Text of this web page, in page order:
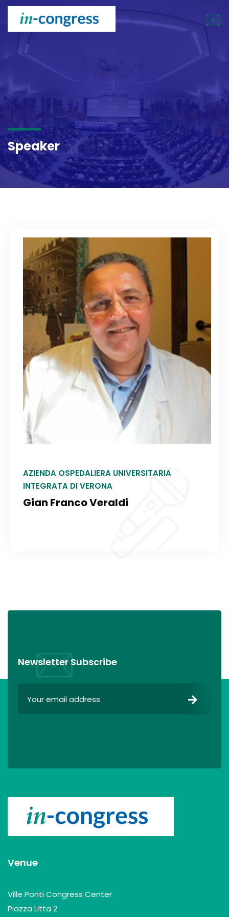
Speaker
SPEAKER
AZIENDA OSPEDALIERA UNIVERSITARIA
INTEGRATA DI VERONA
Gian Franco Veraldi
Newsletter Subscribe
Venue
Ville Ponti Congress Center
Piazza Litta 2